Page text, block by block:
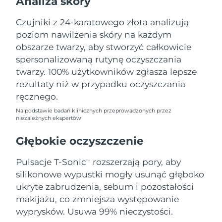
Czujniki z 24-karatowego złota analizują
poziom nawilżenia skóry na każdym
obszarze twarzy, aby stworzyć całkowicie
spersonalizowaną rutynę oczyszczania
twarzy. 100% użytkowników zgłasza lepsze
rezultaty niż w przypadku oczyszczania
ręcznego.
Na podstawie badań klinicznych przeprowadzonych przez
niezależnych ekspertów
Głębokie oczyszczenie
Pulsacje T-SonicTM
rozszerzają pory, aby
silikonowe wypustki mogły usunąć głęboko
ukryte zabrudzenia, sebum i pozostałości
makijażu, co zmniejsza występowanie
wyprysków. Usuwa 99% nieczystości.
Liban
Litwa
Oczekiwany czas dostawy
9/8/26
Luksemburg
Oczekiwany czas dostawy
9/8/26
SRA Makau (Chiny)
Malta
Meksyk
Oczekiwany czas dostawy
13/8/26
Monako
Oczekiwany czas dostawy